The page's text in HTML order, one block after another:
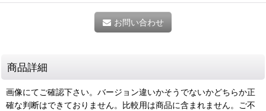
お問い合わせ
商品詳細
画像にてご確認下さい。バージョン違いかそうでないかどちらか正
確な判断はできておりません。比較用は商品に含まれません。ご不